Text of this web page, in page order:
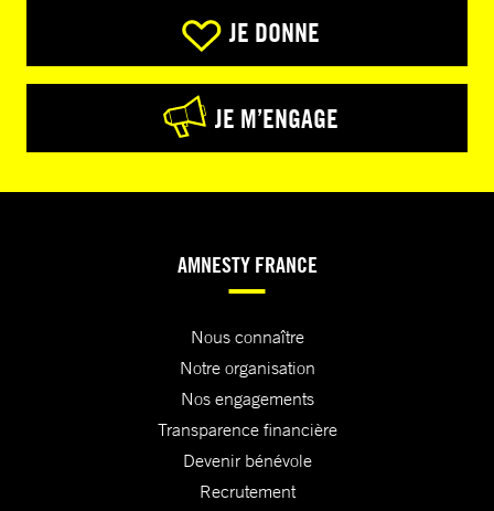
JE DONNE
JE M’ENGAGE
AMNESTY FRANCE
Nous connaître
Notre organisation
Nos engagements
Transparence financière
Devenir bénévole
Recrutement